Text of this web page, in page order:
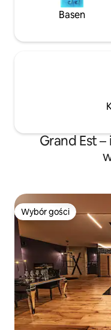
Basen
Grand Est
Wybór gości
Wybór gości